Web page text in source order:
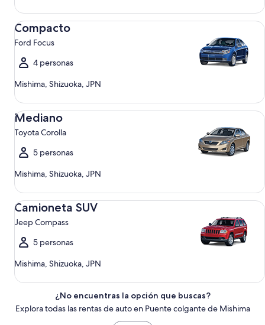
Compacto
Ford Focus
4 personas
Mishima, Shizuoka, JPN
Compacto Ford Focus
Mediano
Toyota Corolla
5 personas
Mishima, Shizuoka, JPN
Mediano Toyota Corolla
Camioneta SUV
Jeep Compass
5 personas
Mishima, Shizuoka, JPN
Camioneta SUV Jeep Compass
¿No encuentras la opción que buscas?
Explora todas las rentas de auto en Puente colgante de Mishima